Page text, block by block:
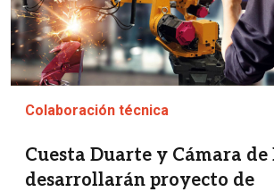
Colaboración técnica
Cuesta Duarte y Cámara
desarrollarán proyecto de